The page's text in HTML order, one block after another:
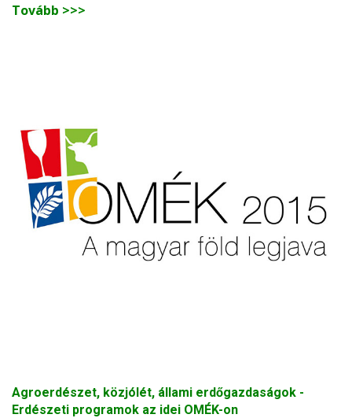
Tovább >>>
Agroerdészet, közjólét, állami erdőgazdaságok -
Erdészeti programok az idei OMÉK-on